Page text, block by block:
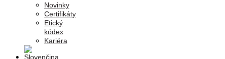
Novinky
Certifikáty
Etický
kódex
Kariéra